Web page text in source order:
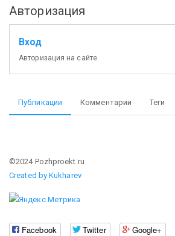
Авторизация
Вход
Авторизация на сайте.
Публикации Комментарии Теги
©2024 Pozhproekt.ru
Created by Kukharev
Facebook Twitter Google+